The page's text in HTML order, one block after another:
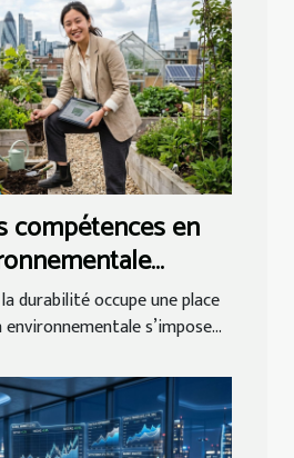
compétences en
les carrières
durabilité occupe une place
s’impose...